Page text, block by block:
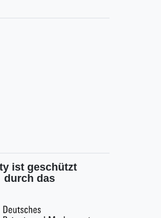
ist geschützt
durch das